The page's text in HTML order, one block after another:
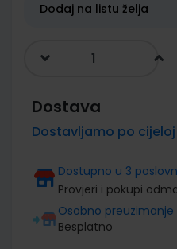
galleryDodaj na listu želja
Dostava
Dostavljamo po
Dostupno u 3
Provjeri i pokupi
Osobno preuzimanje
Besplatno